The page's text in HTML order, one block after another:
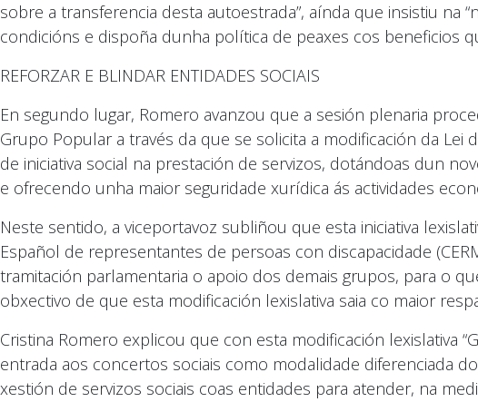
sobre a transferencia desta autoestrada”, aínda que insistiu na
condicións e dispoña dunha política de peaxes cos beneficios
REFORZAR E BLINDAR ENTIDADES SOCIAIS
En segundo lugar, Romero avanzou que a sesión plenaria
Grupo Popular a través da que se solicita a modificación da
de iniciativa social na prestación de servizos, dotándoas dun
e ofrecendo unha maior seguridade xurídica ás actividades
Neste sentido, a viceportavoz subliñou que esta iniciativa
Español de representantes de persoas con discapacidade
tramitación parlamentaria o apoio dos demais grupos, para o
obxectivo de que esta modificación lexislativa saia co maior
Cristina Romero explicou que con esta modificación lexislativa
entrada aos concertos sociais como modalidade diferenciada
xestión de servizos sociais coas entidades para atender, na